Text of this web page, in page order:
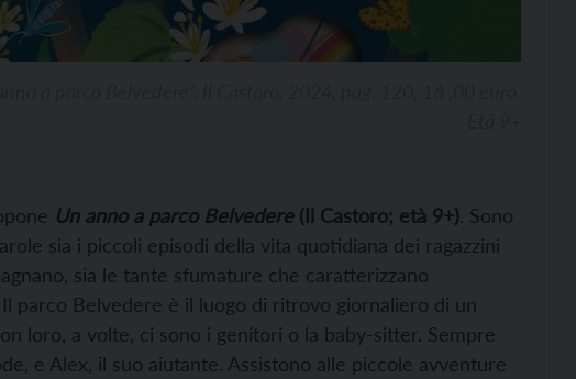
Un anno a parco Belvedere (Il Castoro; età 9+). Sono
sia i piccoli episodi della vita quotidiana dei ragazzini
sia le tante sfumature che caratterizzano
Il parco Belvedere è il luogo di ritrovo giornaliero di un
loro, a volte, ci sono i genitori o la baby-sitter. Sempre
e Alex, il suo aiutante. Assistono alle piccole avventure